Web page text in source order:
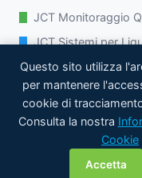
Questo sito utilizza
per mantenere
cookie di
Consulta la nostra
Cookie
Accetta
JCT Monitoraggio
JCT Sistemi per
JCT Analitica di
© 2026
Informativa sulla